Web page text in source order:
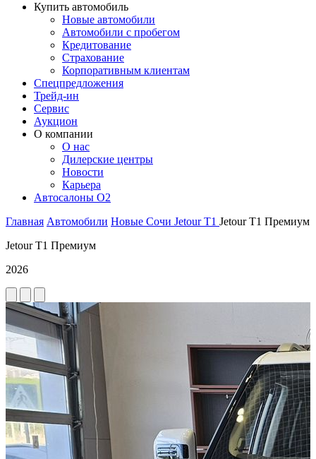
Купить автомобиль
Новые автомобили
Автомобили с пробегом
Кредитование
Страхование
Корпоративным клиентам
Спецпредложения
Трейд-ин
Сервис
Аукцион
О компании
О нас
Дилерские центры
Новости
Карьера
Автосалоны O2
Главная Автомобили Новые Сочи JetourT1 Jetour T1 Премиум
Jetour T1 Премиум
2026